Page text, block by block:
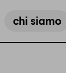
chi siamo